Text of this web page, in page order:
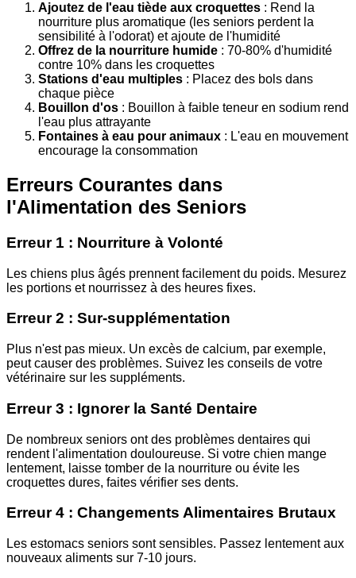
Ajoutez de l'eau tiède aux croquettes : Rend la
nourriture plus aromatique (les seniors perdent la
sensibilité à l'odorat) et ajoute de l'humidité
Offrez de la nourriture humide : 70-80% d'humidité
contre 10% dans les croquettes
Stations d'eau multiples : Placez des bols dans
chaque pièce
Bouillon d'os : Bouillon à faible teneur en sodium rend
l'eau plus attrayante
Fontaines à eau pour animaux : L'eau en mouvement
encourage la consommation
Erreurs Courantes dans
l'Alimentation des Seniors
Erreur 1 : Nourriture à Volonté
Les chiens plus âgés prennent facilement du poids. Mesurez
les portions et nourrissez à des heures fixes.
Erreur 2 : Sur-supplémentation
Plus n'est pas mieux. Un excès de calcium, par exemple,
peut causer des problèmes. Suivez les conseils de votre
vétérinaire sur les suppléments.
Erreur 3 : Ignorer la Santé Dentaire
De nombreux seniors ont des problèmes dentaires qui
rendent l'alimentation douloureuse. Si votre chien mange
lentement, laisse tomber de la nourriture ou évite les
croquettes dures, faites vérifier ses dents.
Erreur 4 : Changements Alimentaires Brutaux
Les estomacs seniors sont sensibles. Passez lentement aux
nouveaux aliments sur 7-10 jours.